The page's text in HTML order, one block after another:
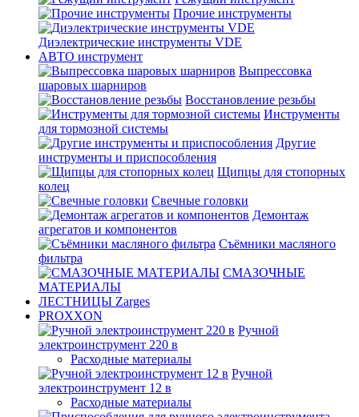
Прочие инструменты
Диэлектрические инструменты VDE
АВТО инструмент
Выпрессовка
шаровых шарниров
Восстановление резьбы
Инструменты
для тормозной системы
Другие
инструменты и приспособления
Щипцы для стопорных
колец
Свечные головки
Демонтаж
агрегатов и компонентов
Съёмники масляного
фильтра
СМАЗОЧНЫЕ
МАТЕРИАЛЫ
ЛЕСТНИЦЫ Zarges
PROXXON
Ручной
электроинструмент 220 в
Расходные материалы
Ручной
электроинструмент 12 в
Расходные материалы